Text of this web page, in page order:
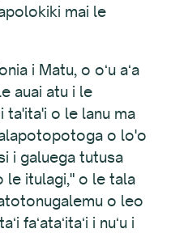
mai le
i Matu, o oʻu aʻa
auai atu i le
ta'ita'i o le lanu ma
o lo'o
i galuega tutusa
le itulagi," o le tala
o leo
faʻataʻitaʻi i nuʻu i